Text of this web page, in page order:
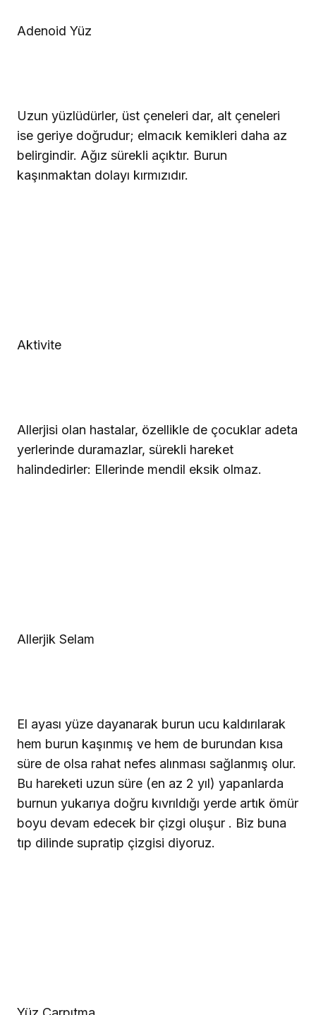
Adenoid Yüz
Uzun yüzlüdürler, üst çeneleri dar, alt çeneleri
ise geriye doğrudur; elmacık kemikleri daha az
belirgindir. Ağız sürekli açıktır. Burun
kaşınmaktan dolayı kırmızıdır.
Aktivite
Allerjisi olan hastalar, özellikle de çocuklar adeta
yerlerinde duramazlar, sürekli hareket
halindedirler: Ellerinde mendil eksik olmaz.
Allerjik Selam
El ayası yüze dayanarak burun ucu kaldırılarak
hem burun kaşınmış ve hem de burundan kısa
süre de olsa rahat nefes alınması sağlanmış olur.
Bu hareketi uzun süre (en az 2 yıl) yapanlarda
burnun yukarıya doğru kıvrıldığı yerde artık ömür
boyu devam edecek bir çizgi oluşur . Biz buna
tıp dilinde supratip çizgisi diyoruz.